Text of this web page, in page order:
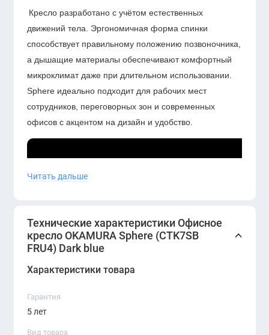
Кресло разработано с учётом естественных
движений тела. Эргономичная форма спинки
способствует правильному положению позвоночника,
а дышащие материалы обеспечивают комфортный
микроклимат даже при длительном использовании.
Sphere идеально подходит для рабочих мест
сотрудников, переговорных зон и современных
офисов с акцентом на дизайн и удобство.
Читать дальше
Технические характеристики Офисное
кресло OKAMURA Sphere (CTK7SB
FRU4) Dark blue
Характеристики товара
Гарантия
5 лет
Вид товара